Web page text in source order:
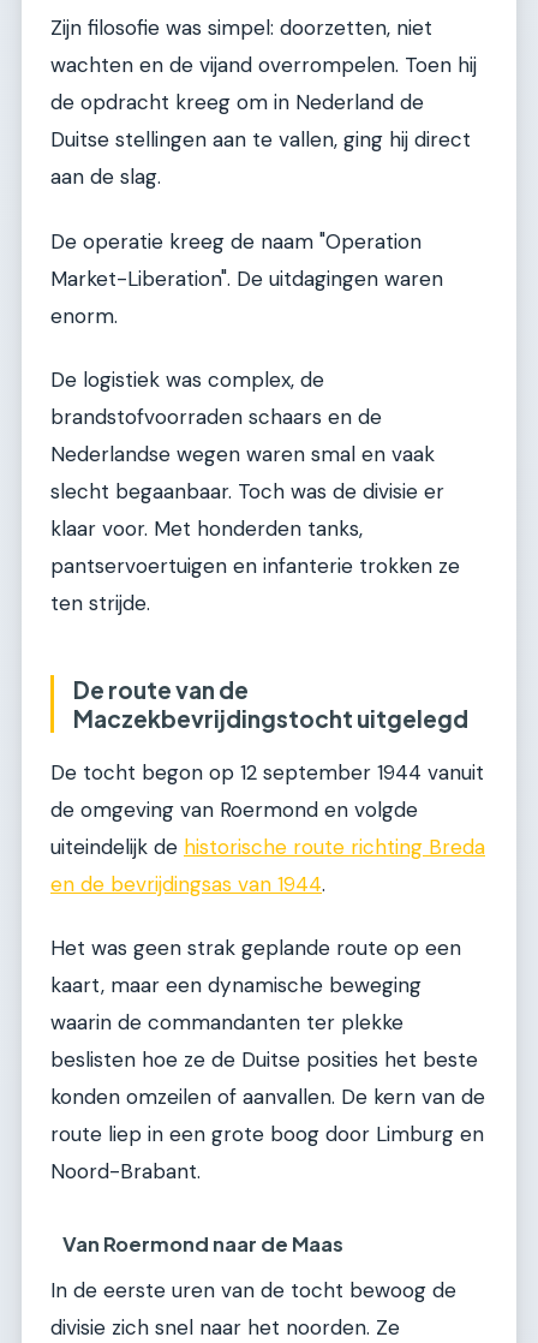
Zijn filosofie was simpel: doorzetten, niet
wachten en de vijand overrompelen. Toen hij
de opdracht kreeg om in Nederland de
Duitse stellingen aan te vallen, ging hij direct
aan de slag.
De operatie kreeg de naam "Operation
Market-Liberation". De uitdagingen waren
enorm.
De logistiek was complex, de
brandstofvoorraden schaars en de
Nederlandse wegen waren smal en vaak
slecht begaanbaar. Toch was de divisie er
klaar voor. Met honderden tanks,
pantservoertuigen en infanterie trokken ze
ten strijde.
De route van de
Maczekbevrijdingstocht uitgelegd
De tocht begon op 12 september 1944 vanuit
de omgeving van Roermond en volgde
uiteindelijk de historische route richting Breda
en de bevrijdingsas van 1944.
Het was geen strak geplande route op een
kaart, maar een dynamische beweging
waarin de commandanten ter plekke
beslisten hoe ze de Duitse posities het beste
konden omzeilen of aanvallen. De kern van de
route liep in een grote boog door Limburg en
Noord-Brabant.
Van Roermond naar de Maas
In de eerste uren van de tocht bewoog de
divisie zich snel naar het noorden. Ze